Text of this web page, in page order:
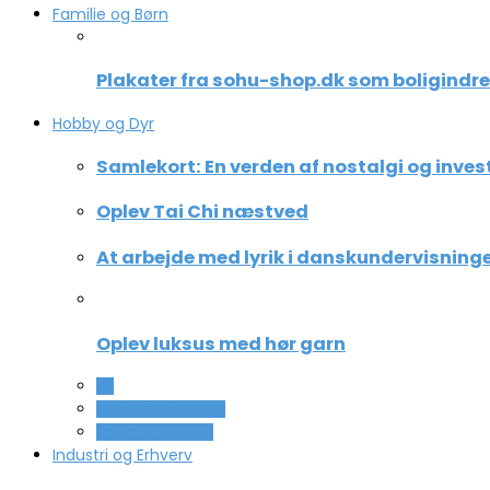
Familie og Børn
Plakater fra sohu-shop.dk som
Hobby og Dyr
Samlekort: En verden af nostalgi og
Oplev Tai Chi næstved
At arbejde med lyrik i
Oplev luksus med hør garn
Industri og Erhverv